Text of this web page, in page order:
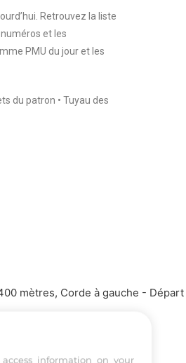
Retrouvez la liste
et les
PMU du jour et les
du patron • Tuyau des
mètres, Corde à gauche -
information on your